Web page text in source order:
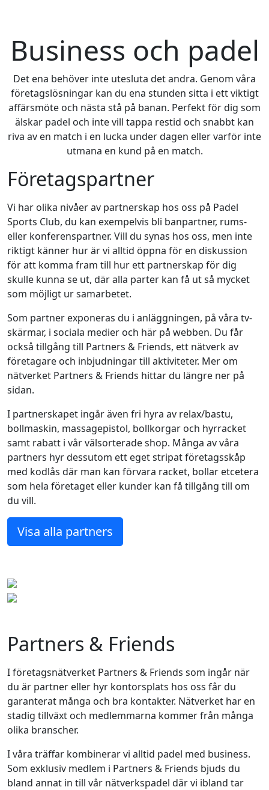
Business och padel
Det ena behöver inte utesluta det andra. Genom våra
företagslösningar kan du ena stunden sitta i ett viktigt
affärsmöte och nästa stå på banan. Perfekt för dig som
älskar padel och inte vill tappa restid och snabbt kan
riva av en match i en lucka under dagen eller varför inte
utmana en kund på en match.
Företagspartner
Vi har olika nivåer av partnerskap hos oss på Padel
Sports Club, du kan exempelvis bli banpartner, rums-
eller konferenspartner. Vill du synas hos oss, men inte
riktigt känner hur är vi alltid öppna för en diskussion
för att komma fram till hur ett partnerskap för dig
skulle kunna se ut, där alla parter kan få ut så mycket
som möjligt ur samarbetet.
Som partner exponeras du i anläggningen, på våra tv-
skärmar, i sociala medier och här på webben. Du får
också tillgång till Partners & Friends, ett nätverk av
företagare och inbjudningar till aktiviteter. Mer om
nätverket Partners & Friends hittar du längre ner på
sidan.
I partnerskapet ingår även fri hyra av relax/bastu,
bollmaskin, massagepistol, bollkorgar och hyrracket
samt rabatt i vår välsorterade shop. Många av våra
partners hyr dessutom ett eget stripat företagsskåp
med kodlås där man kan förvara racket, bollar etcetera
som hela företaget eller kunder kan få tillgång till om
du vill.
Visa alla partners
Partners & Friends
I företagsnätverket Partners & Friends som ingår när
du är partner eller hyr kontorsplats hos oss får du
garanterat många och bra kontakter. Nätverket har en
stadig tillväxt och medlemmarna kommer från många
olika branscher.
I våra träffar kombinerar vi alltid padel med business.
Som exklusiv medlem i Partners & Friends bjuds du
bland annat in till vår nätverkspadel där vi ibland tar